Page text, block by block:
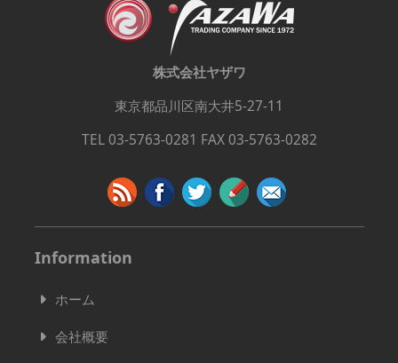
株式会社ヤザワ
東京都品川区南大井5-27-11
TEL 03-5763-0281 FAX 03-5763-0282
Information
ホーム
会社概要